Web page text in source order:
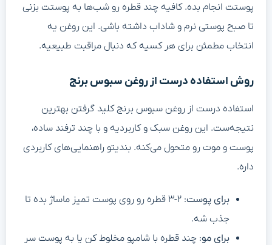
پوستت انجام بده. کافیه چند قطره رو شب‌ها به پوستت بزنی
تا صبح پوستی نرم و شاداب داشته باشی. این روغن یه
انتخاب مطمئن برای هر کسیه که دنبال مراقبت طبیعیه.
روش استفاده درست از روغن سبوس برنج
استفاده درست از روغن سبوس برنج کلید گرفتن بهترین
نتیجه‌ست. این روغن سبک و کاربردیه و با چند ترفند ساده،
پوست و موت رو متحول می‌کنه. بندیتو راهنمایی‌های کاربردی
داره.
برای پوست
: ۲-۳ قطره رو روی پوست تمیز ماساژ بده تا
جذب شه.
برای مو: چند قطره با شامپو مخلوط کن یا به پوست سر